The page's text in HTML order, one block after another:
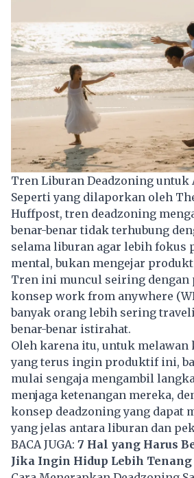
Tren Liburan Deadzoning untuk
Seperti yang dilaporkan oleh
Huffpost, tren deadzoning
benar-benar tidak terhubung
selama liburan agar lebih fokus
mental, bukan mengejar
Tren ini muncul seiring dengan
konsep work from anywhere
banyak orang lebih sering
benar-benar istirahat.
Oleh karena itu, untuk melawan
yang terus ingin produktif ini,
mulai sengaja mengambil
menjaga ketenangan mereka,
konsep deadzoning yang dapat
yang jelas antara liburan dan
BACA JUGA: 7 Hal yang Harus
Jika Ingin Hidup Lebih Tenang